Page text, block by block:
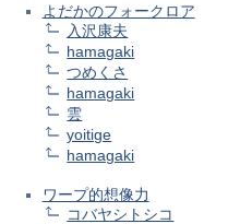
よだかのフォークロア
入沢康夫
hamagaki
つめくさ
hamagaki
雲
yoitige
hamagaki
ワープ的想像力
コバヤシトシコ